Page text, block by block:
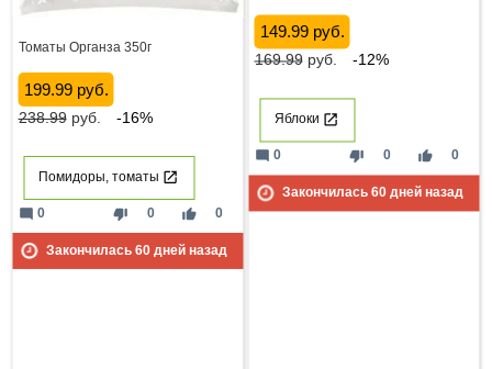
Томаты Органза 350г
199.99 руб.
238.99руб. -16%
Помидоры, томаты
thumb_down 0 thumb_up 0
mode_comment 0
Закончилась 60дней назад
149.99 руб.
169.99руб. -12%
Яблоки
thumb_down 0 thumb_up 0
mode_comment 0
Закончилась 60дней назад